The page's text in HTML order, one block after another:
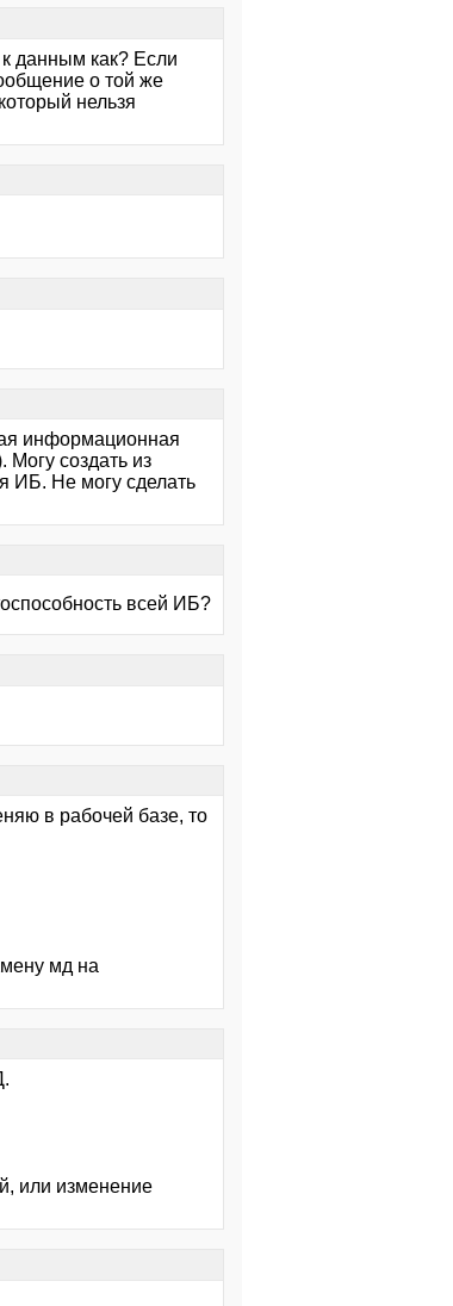
данным как? Если
о той же
нельзя
информационная
Могу создать из
ИБ. Не могу сделать
всей ИБ?
в рабочей базе, то
мд на
или изменение